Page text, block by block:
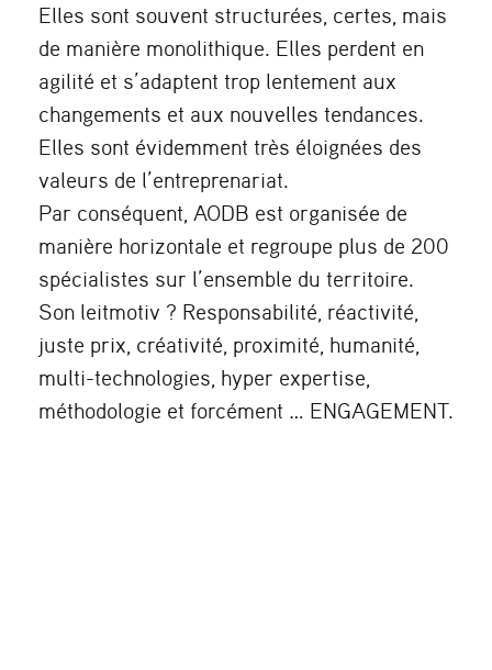
Elles sont souvent structurées, certes, mais
de manière monolithique. Elles perdent en
agilité et s’adaptent trop lentement aux
changements et aux nouvelles tendances.
Elles sont évidemment très éloignées des
valeurs de l’entreprenariat.
Par conséquent, AODB est organisée de
manière horizontale et regroupe plus de 200
spécialistes sur l’ensemble du territoire.
Son leitmotiv ? Responsabilité, réactivité,
juste prix, créativité, proximité, humanité,
multi-technologies, hyper expertise,
méthodologie et forcément … ENGAGEMENT.